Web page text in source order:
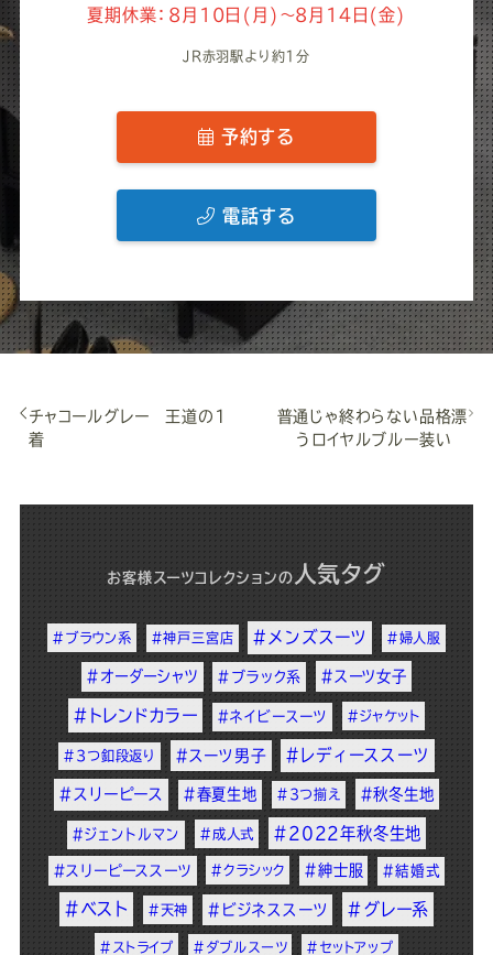
夏期休業：8月10日(月)～8月14日(金)
JR赤羽駅より約1分
予約する
電話する
チャコールグレー 王道の1
着
普通じゃ終わらない品格漂
うロイヤルブルー装い
お客様スーツコレクションの 人気タグ
#ブラウン系 #神戸三宮店 #メンズスーツ #婦人服
#オーダーシャツ #ブラック系 #スーツ女子
#トレンドカラー #ネイビースーツ #ジャケット
#3つ釦段返り #スーツ男子 #レディーススーツ
#スリーピース #春夏生地 #3つ揃え #秋冬生地
#ジェントルマン #成人式 #2022年秋冬生地
#スリーピーススーツ #クラシック #紳士服 #結婚式
#ベスト #天神 #ビジネススーツ #グレー系
#ストライプ #ダブルスーツ #セットアップ